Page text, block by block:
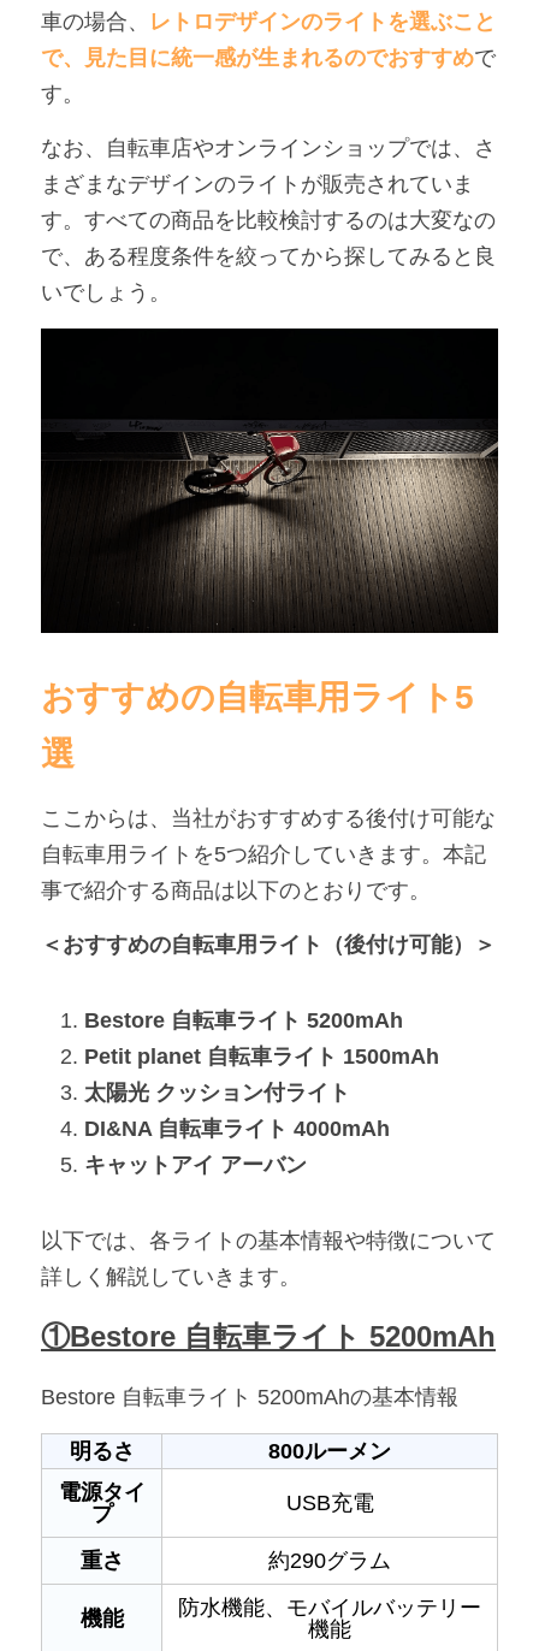
車の場合、 レトロデザインのライトを選ぶこと
で、見た目に統一感が生まれるのでおすすめで
す。
なお、自転車店やオンラインショップでは、さ
まざまなデザインのライトが販売されていま
す。すべての商品を比較検討するのは大変なの
で、ある程度条件を絞ってから探してみると良
いでしょう。
おすすめの自転車用ライト5
選
ここからは、当社がおすすめする後付け可能な
自転車用ライトを5つ紹介していきます。本記
事で紹介する商品は以下のとおりです。
＜おすすめの自転車用ライト（後付け可能）＞
Bestore 自転車ライト 5200mAh
Petit planet 自転車ライト 1500mAh
太陽光 クッション付ライト
DI&NA 自転車ライト 4000mAh
キャットアイ アーバン
以下では、各ライトの基本情報や特徴について
詳しく解説していきます。
①Bestore 自転車ライト 5200mAh
Bestore 自転車ライト 5200mAhの基本情報
明るさ
800ルーメン
電源タイ
プ
USB充電
重さ 約290グラム
機能
防水機能、モバイルバッテリー
機能